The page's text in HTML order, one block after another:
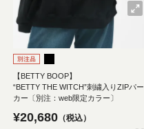
【BETTY BOOP】
“BETTY THE WITCH”刺繍入りZIPパー
カー〔別注：web限定カラー〕
¥20,680 税込